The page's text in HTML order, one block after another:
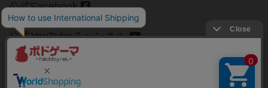
公式Facebook
公式YouTubeチャンネル